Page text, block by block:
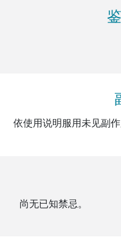
依使用说明服用未见副作
尚无已知禁忌。